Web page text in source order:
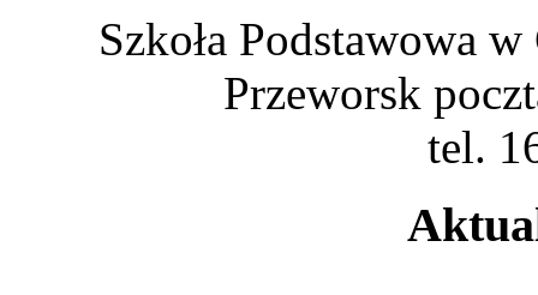
Szkoła Podstawowa
Przeworsk
tel.